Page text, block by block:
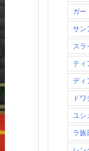
ガー
サン
スラ
ティ
ディ
ド
ユシ
ラ族